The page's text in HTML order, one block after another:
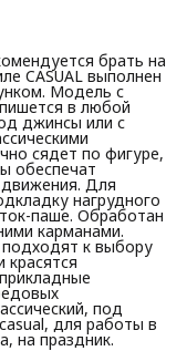
брать на
CASUAL выполнен
Модель с
в любой
джинсы или с
сядет по фигуре,
обеспечат
Для
нагрудного
паше. Обработан
карманами.
к выбору
под
для работы в
на праздник.